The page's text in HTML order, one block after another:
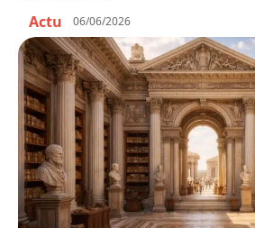
Actu 06/06/2026